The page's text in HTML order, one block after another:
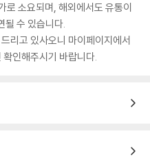
소요되며, 해외에서도 유통이
될 수 있습니다.
리고 있사오니 마이페이지에서
인해주시기 바랍니다.